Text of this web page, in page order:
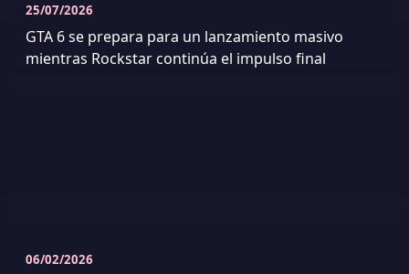
25/07/2026
GTA 6 se prepara para un lanzamiento masivo
mientras Rockstar continúa el impulso final
06/02/2026